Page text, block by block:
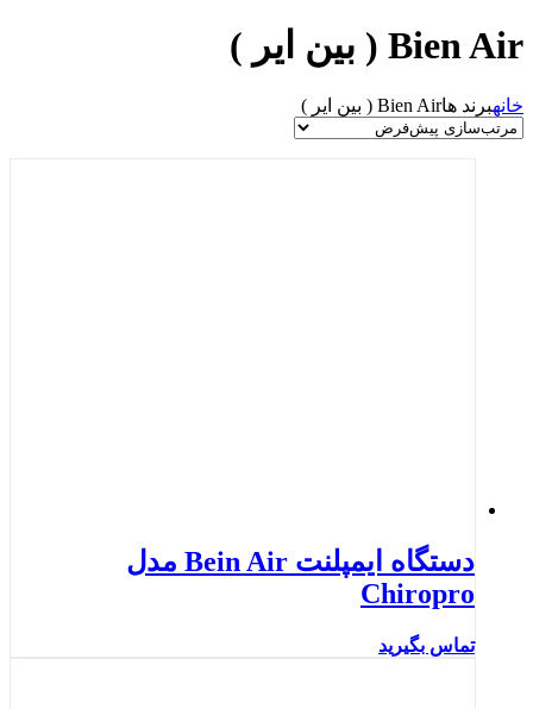
Bien Air ( بین ایر )
خانهبرند هاBien Air ( بین ایر )
دستگاه ایمپلنت Bein Air مدل
Chiropro
تماس بگیرید